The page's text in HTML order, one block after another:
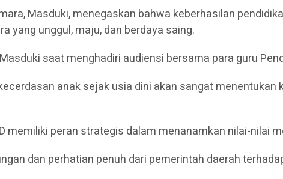
Masduki, menegaskan bahwa keberhasilan
yang unggul, maju, dan berdaya saing.
saat menghadiri audiensi bersama para guru
anak sejak usia dini akan sangat
memiliki peran strategis dalam menanamkan nilai-nilai
dan perhatian penuh dari pemerintah daerah